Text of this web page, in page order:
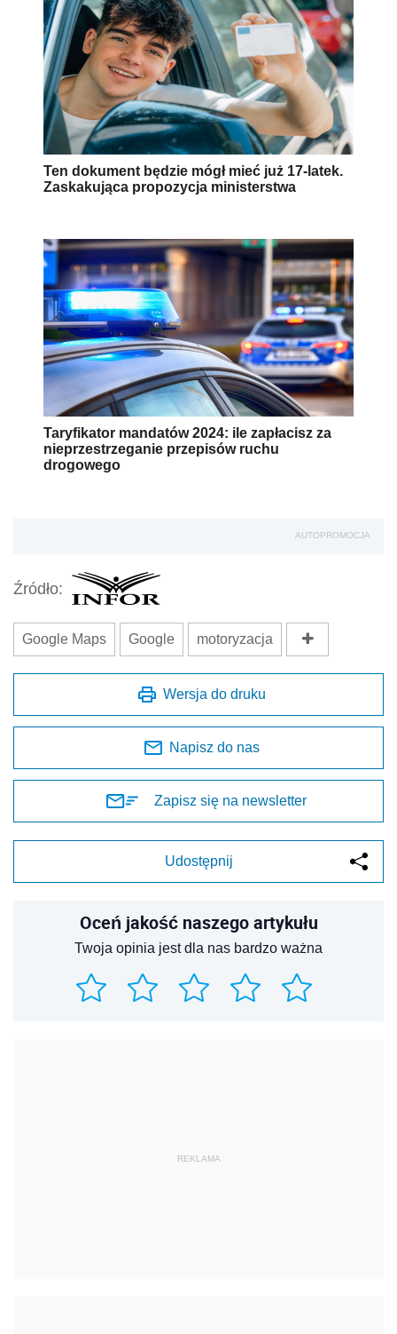
Ten dokument będzie mógł mieć już 17-latek.
Zaskakująca propozycja ministerstwa
Taryfikator mandatów 2024: ile zapłacisz za
nieprzestrzeganie przepisów ruchu
drogowego
AUTOPROMOCJA
Źródło:
Google Maps Google motoryzacja
Wersja do druku
Napisz do nas
Zapisz się na newsletter
Udostępnij
Oceń jakość naszego artykułu
Twoja opinia jest dla nas bardzo ważna
REKLAMA